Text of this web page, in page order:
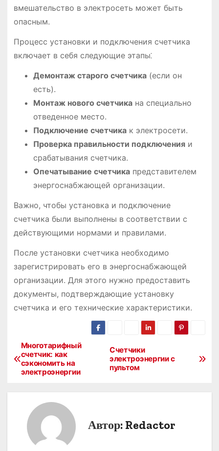
вмешательство в электросеть может быть
опасным.
Процесс установки и подключения счетчика
включает в себя следующие этапы⁚
Демонтаж старого счетчика(если он
есть).
Монтаж нового счетчикана специально
отведенное место.
Подключение счетчикак электросети.
Проверка правильности подключенияи
срабатывания счетчика.
Опечатывание счетчикапредставителем
энергоснабжающей организации.
Важно, чтобы установка и подключение
счетчика были выполнены в соответствии с
действующими нормами и правилами.
После установки счетчика необходимо
зарегистрировать его в энергоснабжающей
организации. Для этого нужно предоставить
документы, подтверждающие установку
счетчика и его технические характеристики.
Н
Счетчики
электроэнергии с
пультом
Многотарифный
счетчик: как
сэкономить на
электроэнергии
Автор: Redactor